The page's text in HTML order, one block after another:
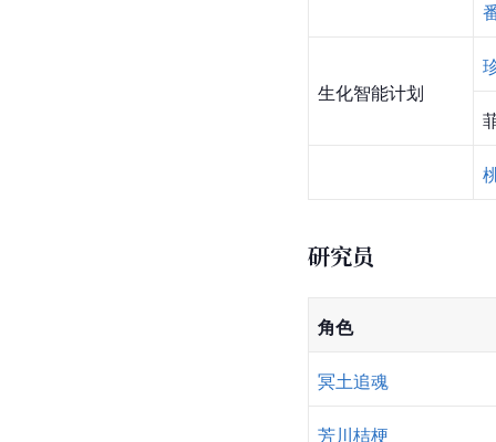
生化智能计划
研究员
角色
冥土追魂
芳川桔梗